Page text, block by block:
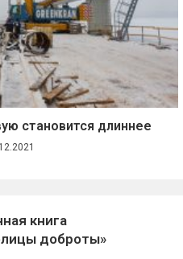
становится длиннее
книга
доброты»